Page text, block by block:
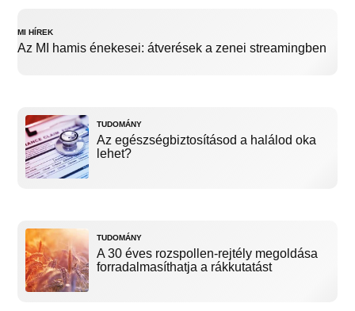
MI HÍREK
Az MI hamis énekesei: átverések a zenei streamingben
TUDOMÁNY
Az egészségbiztosításod a halálod oka
lehet?
TUDOMÁNY
A 30 éves rozspollen-rejtély megoldása
forradalmasíthatja a rákkutatást